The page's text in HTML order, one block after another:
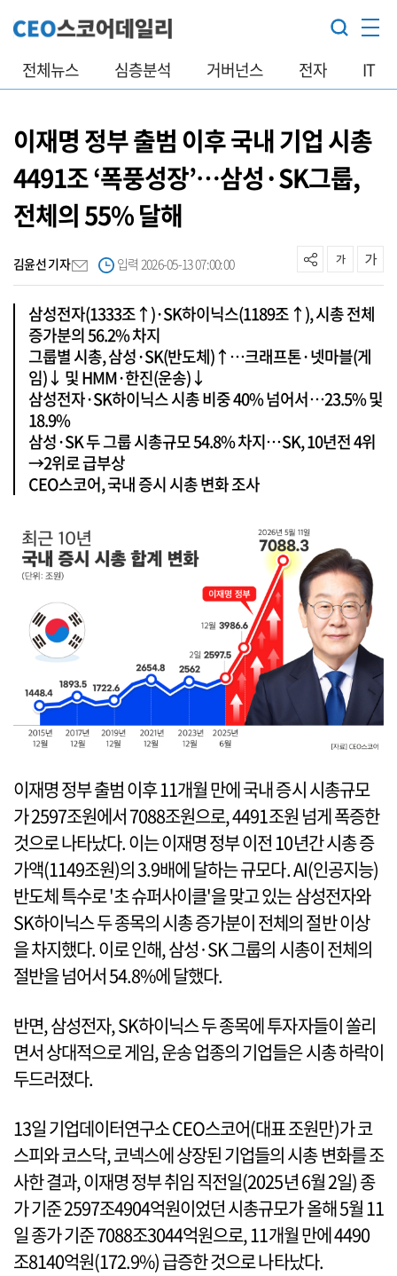
전체뉴스 심층분석 거버넌스 전자 IT
이재명 정부 출범 이후 국내 기업 시총
4491조 ‘폭풍성장’…삼성·SK그룹,
전체의 55% 달해
김윤선 기자 입력 2026-05-13 07:00:00
삼성전자(1333조↑)·SK하이닉스(1189조↑), 시총 전체
증가분의 56.2% 차지
그룹별 시총, 삼성·SK(반도체)↑…크래프톤·넷마블(게
임)↓ 및 HMM·한진(운송)↓
삼성전자·SK하이닉스 시총 비중 40% 넘어서…23.5% 및
18.9%
삼성·SK 두 그룹 시총규모 54.8% 차지…SK, 10년전 4위
→2위로 급부상
CEO스코어, 국내 증시 시총 변화 조사
이재명 정부 출범 이후 11개월 만에 국내 증시 시총규모
가 2597조원에서 7088조원으로, 4491조원 넘게 폭증한
것으로 나타났다. 이는 이재명 정부 이전 10년간 시총 증
가액(1149조원)의 3.9배에 달하는 규모다. AI(인공지능)
반도체 특수로 '초 슈퍼사이클'을 맞고 있는 삼성전자와
SK하이닉스 두 종목의 시총 증가분이 전체의 절반 이상
을 차지했다. 이로 인해, 삼성·SK 그룹의 시총이 전체의
절반을 넘어서 54.8%에 달했다.
반면, 삼성전자, SK하이닉스 두 종목에 투자자들이 쏠리
면서 상대적으로 게임, 운송 업종의 기업들은 시총 하락이
두드러졌다.
13일 기업데이터연구소 CEO스코어(대표 조원만)가 코
스피와 코스닥, 코넥스에 상장된 기업들의 시총 변화를 조
사한 결과, 이재명 정부 취임 직전일(2025년 6월 2일) 종
가 기준 2597조4904억원이었던 시총규모가 올해 5월 11
일 종가 기준 7088조3044억원으로, 11개월 만에 4490
조8140억원(172.9%) 급증한 것으로 나타났다.